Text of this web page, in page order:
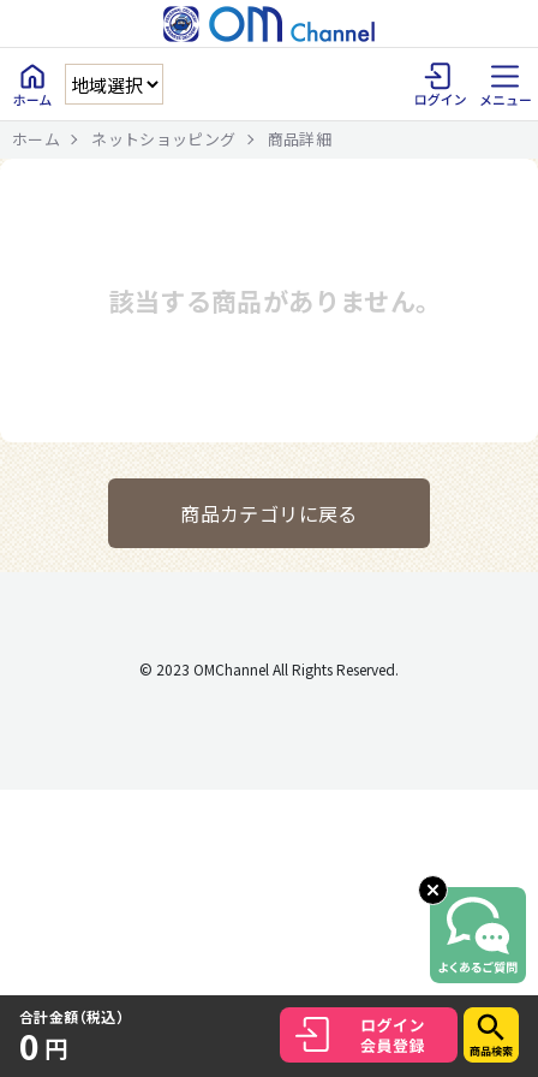
ホーム ネットショッピング 商品詳細
該当する商品がありません。
商品カテゴリに戻る
© 2023 OMChannel All Rights Reserved.
合計金額（税込）
0 円